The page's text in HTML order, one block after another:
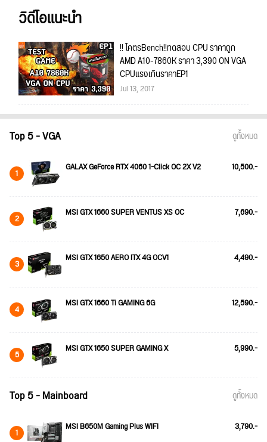
วิดีโอแนะนำ
!! โคตรBench!!ทดสอบ CPU ราคาถูก
AMD A10-7860K ราคา 3,390 ON VGA
CPUแรงเกินราคาEP1
Jul 13, 2017
Top 5 - VGA ดูทั้งหมด
1 GALAX GeForce RTX 4060 1-Click OC 2X V2 10,500.-
2 MSI GTX 1660 SUPER VENTUS XS OC 7,690.-
3 MSI GTX 1650 AERO ITX 4G OCV1 4,490.-
4 MSI GTX 1660 Ti GAMING 6G 12,590.-
5 MSI GTX 1650 SUPER GAMING X 5,990.-
Top 5 - Mainboard ดูทั้งหมด
1 MSI B650M Gaming Plus WIFI 3,790.-